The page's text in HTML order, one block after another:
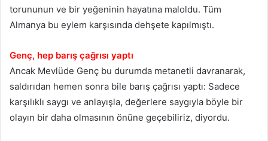
torununun ve bir yeğeninin hayatına maloldu. Tüm
Almanya bu eylem karşısında dehşete kapılmıştı.
Genç, hep barış çağrısı yaptı
Ancak Mevlüde Genç bu durumda metanetli davranarak,
saldırıdan hemen sonra bile barış çağrısı yaptı: Sadece
karşılıklı saygı ve anlayışla, değerlere saygıyla böyle bir
olayın bir daha olmasının önüne geçebiliriz, diyordu.